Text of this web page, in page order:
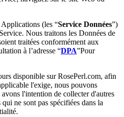
Applications (les “Service Données”)
Nous traitons les Données de
traitées conformément aux
à l’adresse “DPA”Pour
disponible sur RosePerl.com, afin
l'exige, nous pouvons
l'intention de collecter d'autres
ne sont pas spécifiées dans la